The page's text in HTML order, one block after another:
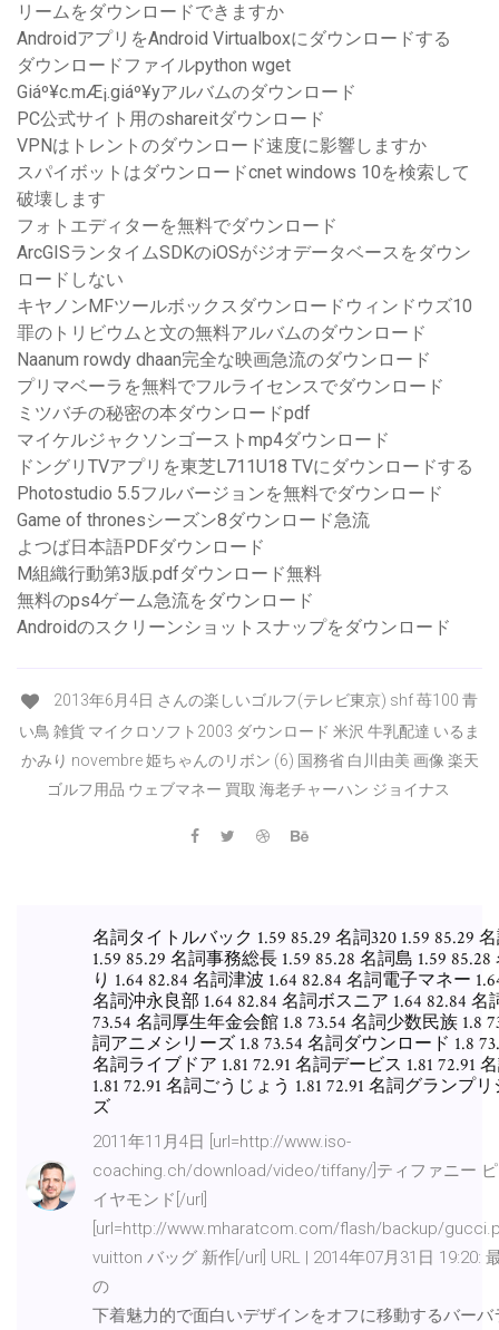
リームをダウンロードできますか
AndroidアプリをAndroid Virtualboxにダウンロードする
ダウンロードファイルpython wget
Giáº¥c.mÆ¡.giáº¥yアルバムのダウンロード
PC公式サイト用のshareitダウンロード
VPNはトレントのダウンロード速度に影響しますか
スパイボットはダウンロードcnet windows 10を検索して
破壊します
フォトエディターを無料でダウンロード
ArcGISランタイムSDKのiOSがジオデータベースをダウン
ロードしない
キヤノンMFツールボックスダウンロードウィンドウズ10
罪のトリビウムと文の無料アルバムのダウンロード
Naanum rowdy dhaan完全な映画急流のダウンロード
プリマベーラを無料でフルライセンスでダウンロード
ミツバチの秘密の本ダウンロードpdf
マイケルジャクソンゴーストmp4ダウンロード
ドングリTVアプリを東芝L711U18 TVにダウンロードする
Photostudio 5.5フルバージョンを無料でダウンロード
Game of thronesシーズン8ダウンロード急流
よつば日本語PDFダウンロード
M組織行動第3版.pdfダウンロード無料
無料のps4ゲーム急流をダウンロード
Androidのスクリーンショットスナップをダウンロード
2013年6月4日 さんの楽しいゴルフ(テレビ東京) shf 苺100 青
い鳥 雑貨 マイクロソフト2003 ダウンロード 米沢 牛乳配達 いるま
かみり novembre 姫ちゃんのリボン (6) 国務省 白川由美 画像 楽天
ゴルフ用品 ウェブマネー 買取 海老チャーハン ジョイナス
名詞タイトルバック 1.59 85.29 名詞320 1.59 85.29
1.59 85.29 名詞事務総長 1.59 85.28 名詞島 1.59
り 1.64 82.84 名詞津波 1.64 82.84 名詞電子マネー
名詞沖永良部 1.64 82.84 名詞ボスニア 1.64 82.84 名
73.54 名詞厚生年金会館 1.8 73.54 名詞少数民族 1.8
詞アニメシリーズ 1.8 73.54 名詞ダウンロード 1.8
名詞ライブドア 1.81 72.91 名詞デービス 1.81 72.91
1.81 72.91 名詞ごうじょう 1.81 72.91 名詞グランプ
ズ
2011年11月4日 [url=http://www.iso-
coaching.ch/download/video/tiffany/]ティファニー
イヤモンド[/url]
[url=http://www.mharatcom.com/flash/backup/
vuitton バッグ 新作[/url] URL | 2014年07月31日 19:20:
の
下着魅力的で面白いデザインをオフに移動するバーバ